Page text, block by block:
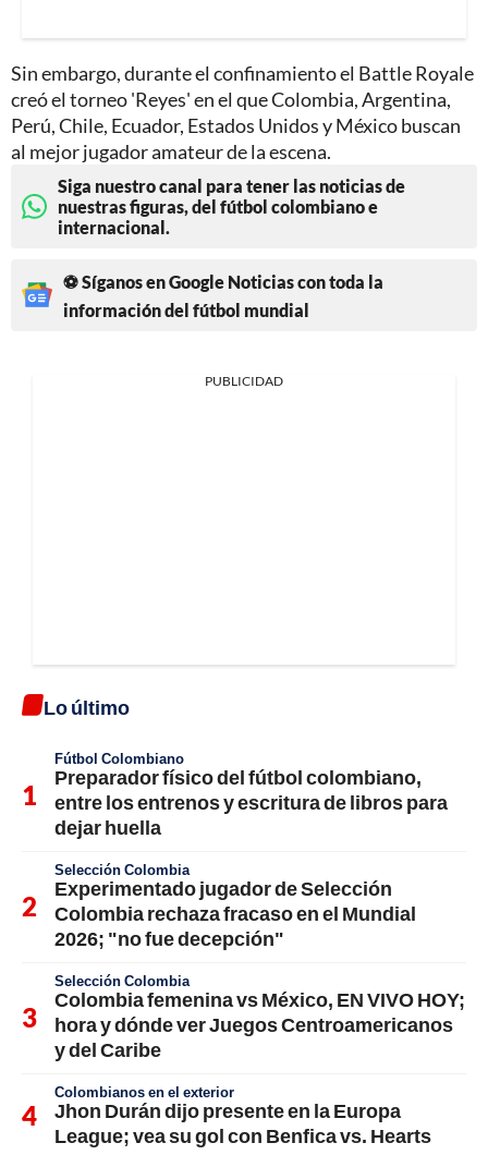
Sin embargo, durante el confinamiento el Battle Royale
creó el torneo 'Reyes' en el que Colombia, Argentina,
Perú, Chile, Ecuador, Estados Unidos y México buscan
al mejor jugador amateur de la escena.
Siga nuestro canal para tener las noticias de
nuestras figuras, del fútbol colombiano e
internacional.
⚽ Síganos en Google Noticias con toda la
información del fútbol mundial
PUBLICIDAD
Lo último
Fútbol Colombiano
Preparador físico del fútbol colombiano,
entre los entrenos y escritura de libros para
dejar huella
Selección Colombia
Experimentado jugador de Selección
Colombia rechaza fracaso en el Mundial
2026; "no fue decepción"
Selección Colombia
Colombia femenina vs México, EN VIVO HOY;
hora y dónde ver Juegos Centroamericanos
y del Caribe
Colombianos en el exterior
Jhon Durán dijo presente en la Europa
League; vea su gol con Benfica vs. Hearts